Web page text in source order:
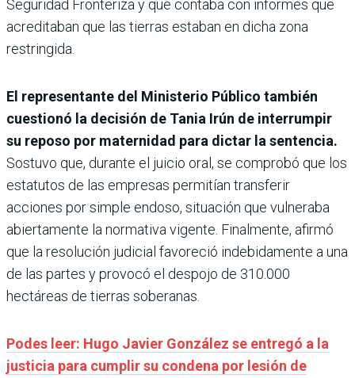
Seguridad Fronteriza y que contaba con informes que
acreditaban que las tierras estaban en dicha zona
restringida.
El representante del Ministerio Público también
cuestionó la decisión de Tania Irún de interrumpir
su reposo por maternidad para dictar la sentencia.
Sostuvo que, durante el juicio oral, se comprobó que los
estatutos de las empresas permitían transferir
acciones por simple endoso, situación que vulneraba
abiertamente la normativa vigente. Finalmente, afirmó
que la resolución judicial favoreció indebidamente a una
de las partes y provocó el despojo de 310.000
hectáreas de tierras soberanas.
Podes leer: Hugo Javier González se entregó a la
justicia para cumplir su condena por lesión de